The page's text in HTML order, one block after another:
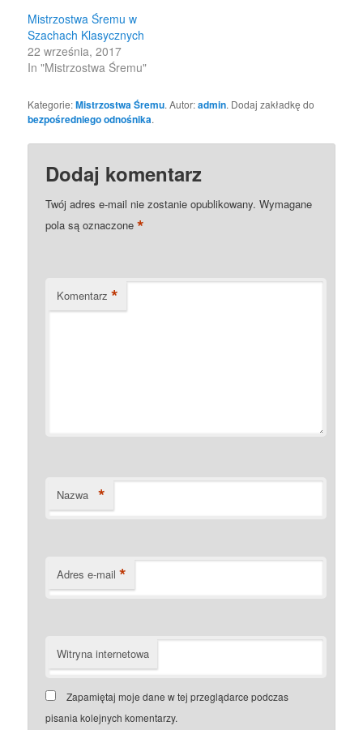
Mistrzostwa Śremu w
Szachach Klasycznych
22 września, 2017
In "Mistrzostwa Śremu"
Kategorie:Mistrzostwa Śremu. Autor:admin. Dodaj zakładkę do
bezpośredniego odnośnika.
Dodaj komentarz
Twój adres e-mail nie zostanie opublikowany. Wymagane
pola są oznaczone*
Komentarz *
Nazwa *
Adres e-mail *
Witryna internetowa
Zapamiętaj moje dane w tej przeglądarce podczas
pisania kolejnych komentarzy.